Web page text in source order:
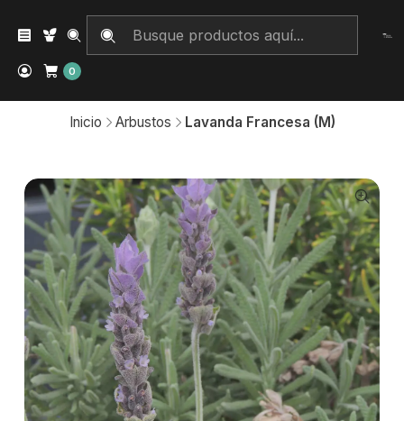
0
Inicio Arbustos Lavanda Francesa (M)